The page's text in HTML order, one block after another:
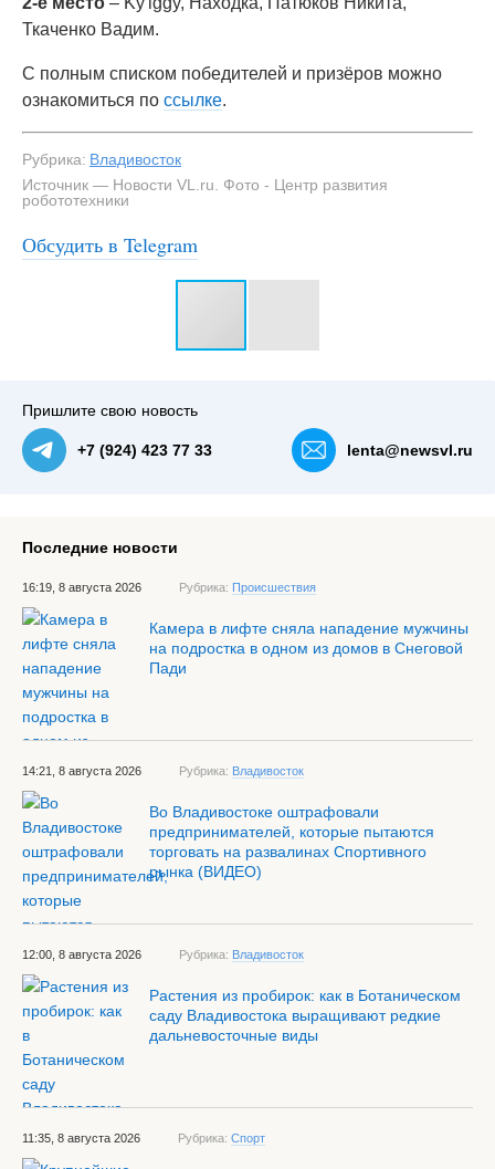
Ткаченко Вадим.
С полным списком победителей и призёров можно
ознакомиться по ссылке.
Рубрика: Владивосток
Источник — Новости VL.ru. Фото - Центр развития
робототехники
Обсудить в Telegram
Пришлите свою новость
+7 (924) 423 77 33 lenta@newsvl.ru
Последние новости
16:19, 8 августа 2026 Рубрика: Происшествия
Камера в лифте сняла нападение мужчины
на подростка в одном из домов в Снеговой
Пади
14:21, 8 августа 2026 Рубрика: Владивосток
Во Владивостоке оштрафовали
предпринимателей, которые пытаются
торговать на развалинах Спортивного
рынка (ВИДЕО)
12:00, 8 августа 2026 Рубрика: Владивосток
Растения из пробирок: как в Ботаническом
саду Владивостока выращивают редкие
дальневосточные виды
11:35, 8 августа 2026 Рубрика: Спорт